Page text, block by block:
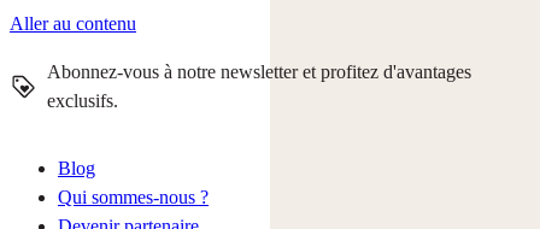
Aller au contenu
Abonnez-vous à notre newsletter et profitez d'avantages
exclusifs.
Blog
Qui sommes-nous ?